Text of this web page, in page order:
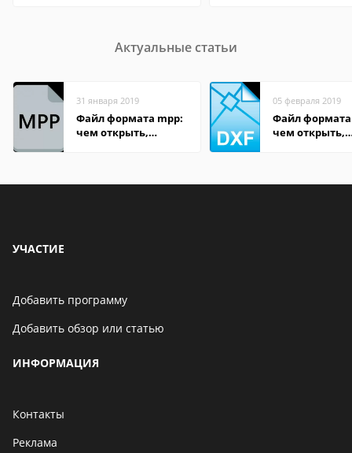
Актуальные статьи
31 января 2019
Файл формата mpp:
чем открыть,
05 февраля 2019
Файл формата
чем открыть,
УЧАСТИЕ
Добавить программу
Добавить обзор или статью
ИНФОРМАЦИЯ
Контакты
Реклама